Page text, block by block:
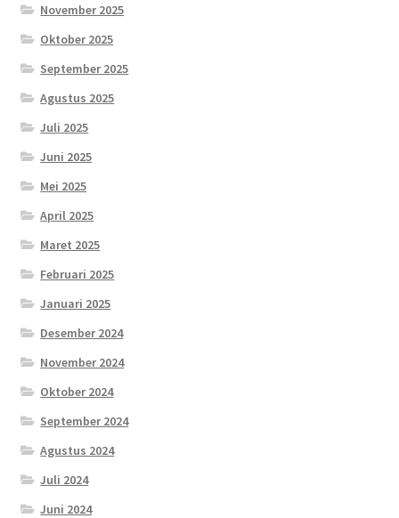
November 2025
Oktober 2025
September 2025
Agustus 2025
Juli 2025
Juni 2025
Mei 2025
April 2025
Maret 2025
Februari 2025
Januari 2025
Desember 2024
November 2024
Oktober 2024
September 2024
Agustus 2024
Juli 2024
Juni 2024